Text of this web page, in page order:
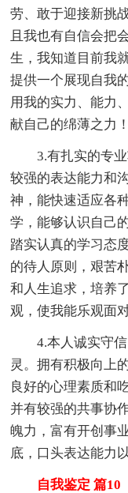
劳、敢于迎接新挑
且我也有自信会把
生，我知道目前我
提供一个展现自我
用我的实力、能力
献自己的绵薄之力！
3.有扎实的专业
较强的表达能力和
神，能快速适应各
学，能够认识自己
踏实认真的学习态
的待人原则，艰苦
和人生追求，培养
观，使我能乐观面
4.本人诚实守信
灵。拥有积极向上
良好的心理素质和
并有较强的共事协
魄力，富有开创事
底，口头表达能力
自我鉴定 篇10